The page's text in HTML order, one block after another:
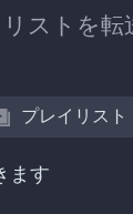
ストを
プレイリスト
ます